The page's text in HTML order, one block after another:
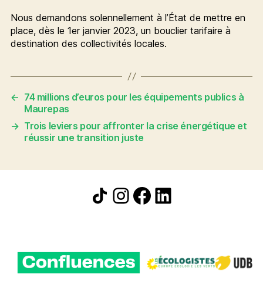
Nous demandons solennellement à l’État de mettre en
place, dès le 1er janvier 2023, un bouclier tarifaire à
destination des collectivités locales.
← 74 millions d’euros pour les équipements publics à
Maurepas
→ Trois leviers pour affronter la crise énergétique et
réussir une transition juste
Icône de partage
Instagram
Facebook
LinkedIn